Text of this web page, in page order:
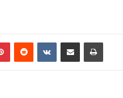
PinterestReddit VKontakteCompartir por correo electrónicoImprimir